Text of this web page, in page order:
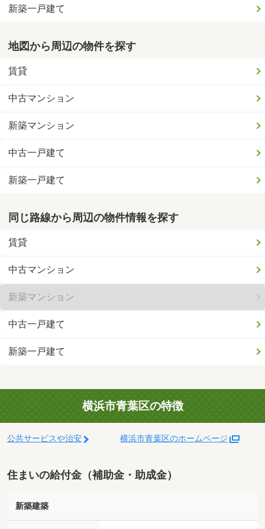
新築一戸建て
地図から周辺の物件を探す
賃貸
中古マンション
新築マンション
中古一戸建て
新築一戸建て
同じ路線から周辺の物件情報を探す
賃貸
中古マンション
新築マンション
中古一戸建て
新築一戸建て
横浜市青葉区の特徴
公共サービスや治安 横浜市青葉区のホームページ
住まいの給付金（補助金・助成金）
新築建築